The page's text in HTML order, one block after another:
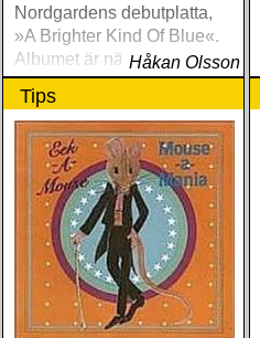
Nordgardens debutplatta,
»A Brighter Kind Of Blue«.
Albumet är nära, enkelt och
ärligt och handlar om
upplevelser och historier
från en ung mans liv
Håkan Olsson
Tips